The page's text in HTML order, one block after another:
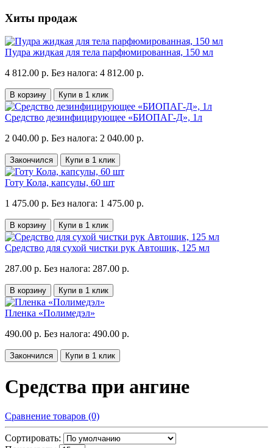
Хиты продаж
Пудра жидкая для тела парфюмированная, 150 мл
4 812.00 р. Без налога: 4 812.00 р.
В корзину Купи в 1 клик
Средство дезинфицирующее «БИОПАГ-Д», 1л
2 040.00 р. Без налога: 2 040.00 р.
Закончился Купи в 1 клик
Готу Кола, капсулы, 60 шт
1 475.00 р. Без налога: 1 475.00 р.
В корзину Купи в 1 клик
Средство для сухой чистки рук Автошик, 125 мл
287.00 р. Без налога: 287.00 р.
В корзину Купи в 1 клик
Пленка «Полимедэл»
490.00 р. Без налога: 490.00 р.
Закончился Купи в 1 клик
Средства при ангине
Сравнение товаров (0)
Сортировать: